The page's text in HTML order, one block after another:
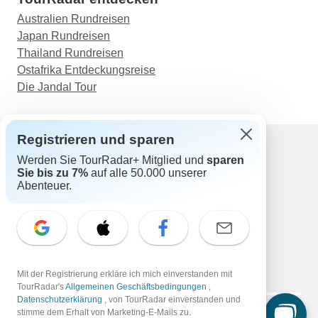
Australien Rundreisen
Japan Rundreisen
Thailand Rundreisen
Ostafrika Entdeckungsreise
Die Jandal Tour
Support
Kontakt
Schweiz +41 225 183 195
E-Mail: support@tourradar.com
EN DE ES FR NL
Copyright © TourRadar. Alle Rechte vorbehalten.
Registrieren und sparen
Werden Sie TourRadar+ Mitglied und sparen
Sie bis zu 7% auf alle 50.000 unserer
Abenteuer.
Mit der Registrierung erkläre ich mich einverstanden mit
TourRadar'sAllgemeinen Geschäftsbedingungen ,
Datenschutzerklärung , von TourRadar einverstanden und
stimme dem Erhalt von Marketing-E-Mails zu.